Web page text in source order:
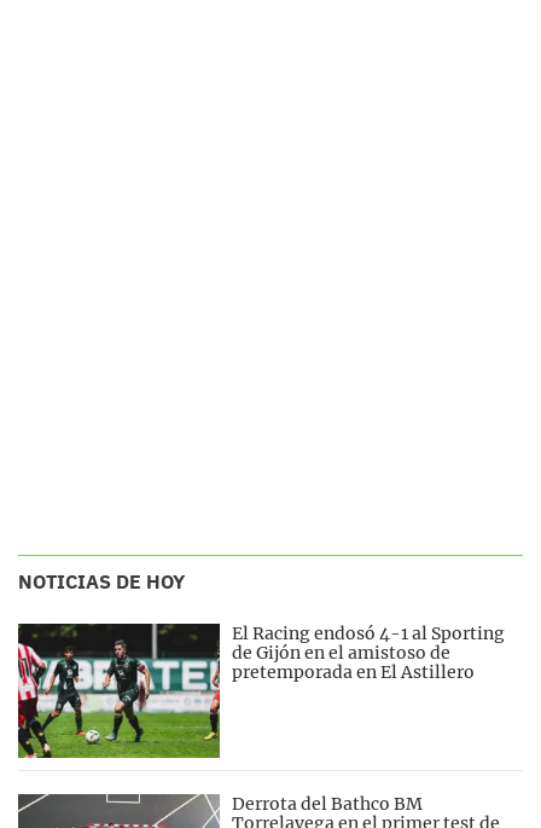
NOTICIAS DE HOY
El Racing endosó 4-1 al Sporting
de Gijón en el amistoso de
pretemporada en El Astillero
Derrota del Bathco BM
Torrelavega en el primer test de